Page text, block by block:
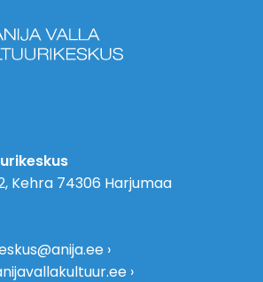
Kehra 74306 Harjumaa